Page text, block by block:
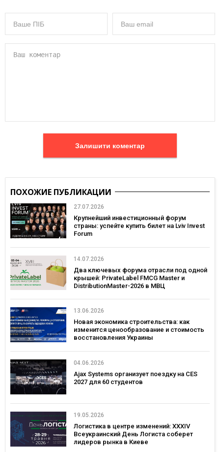
Залишити коментар
ПОХОЖИЕ ПУБЛИКАЦИИ
27.07.2026
Крупнейший инвестиционный форум
страны: успейте купить билет на Lviv Invest
Forum
14.07.2026
Два ключевых форума отрасли под одной
крышей: PrivateLabel FMCG Master и
DistributionMaster-2026 в МВЦ
13.06.2026
Новая экономика строительства: как
изменится ценообразование и стоимость
восстановления Украины
04.06.2026
Ajax Systems организует поездку на CES
2027 для 60 студентов
19.05.2026
Логистика в центре изменений: XXXIV
Всеукраинский День Логиста соберет
лидеров рынка в Киеве